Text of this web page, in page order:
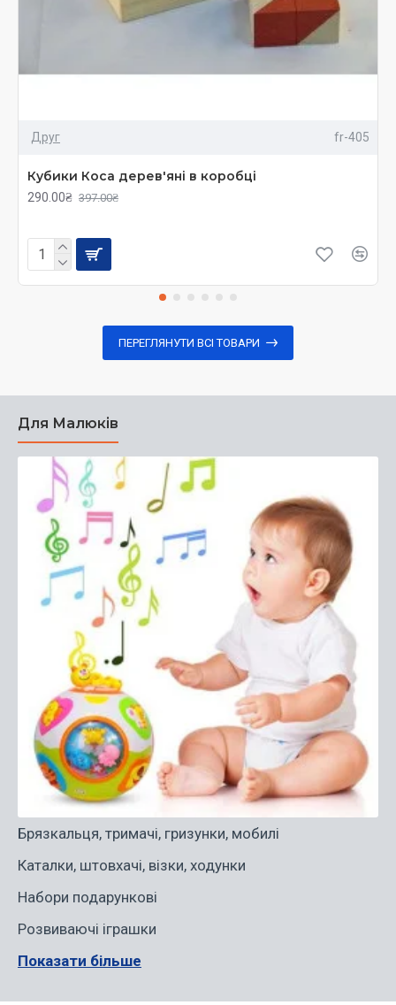
Друг fr-405
Кубики Коса дерев'яні в коробці
290.00₴ 397.00₴
ПЕРЕГЛЯНУТИ ВСІ ТОВАРИ
Для Малюків
Брязкальця, тримачі, гризунки, мобилі
Каталки, штовхачі, візки, ходунки
Набори подарункові
Розвиваючі іграшки
Показати більше